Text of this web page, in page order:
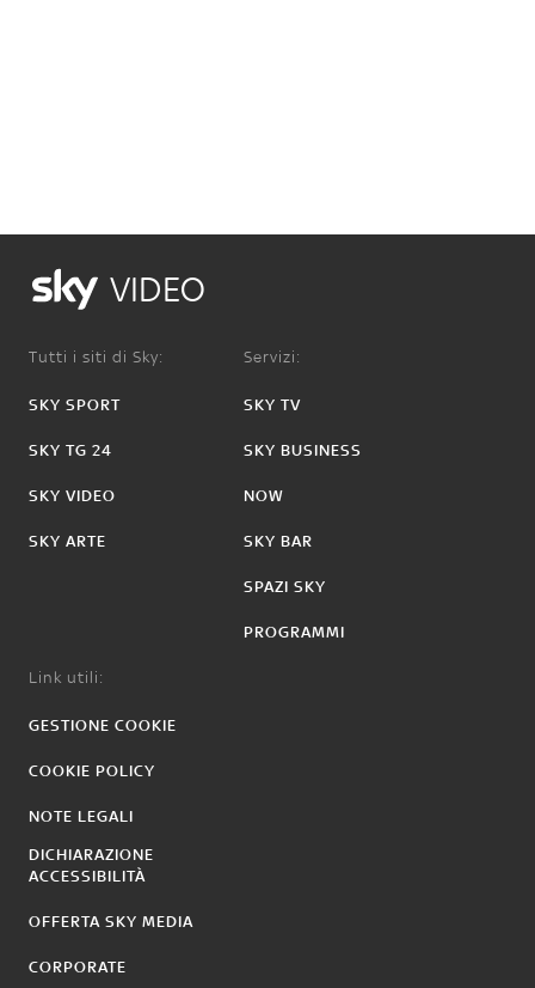
VIDEO
Tutti i siti di Sky:
SKY SPORT
SKY TG 24
SKY VIDEO
SKY ARTE
Servizi:
SKY TV
SKY BUSINESS
NOW
SKY BAR
SPAZI SKY
PROGRAMMI
Link utili:
GESTIONE COOKIE
COOKIE POLICY
NOTE LEGALI
DICHIARAZIONE
ACCESSIBILITÀ
OFFERTA SKY MEDIA
CORPORATE